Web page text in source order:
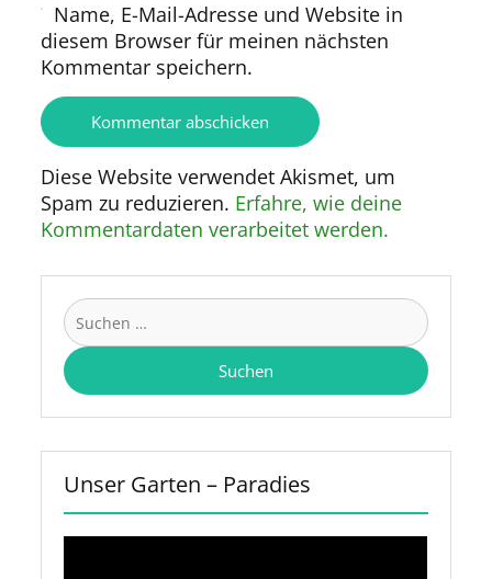
Name, E-Mail-Adresse und Website in
diesem Browser für meinen nächsten
Kommentar speichern.
Diese Website verwendet Akismet, um
Spam zu reduzieren. Erfahre, wie deine
Kommentardaten verarbeitet werden.
Suchen
nach:
Unser Garten – Paradies